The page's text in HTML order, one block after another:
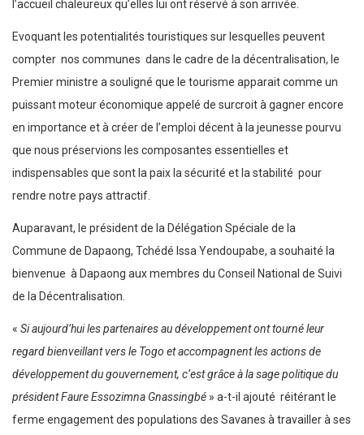
l’accueil chaleureux qu’elles lui ont réservé à son arrivée.
Evoquant les potentialités touristiques sur lesquelles peuvent
compter nos communes dans le cadre de la décentralisation, le
Premier ministre a souligné que le tourisme apparait comme un
puissant moteur économique appelé de surcroit à gagner encore
en importance et à créer de l’emploi décent à la jeunesse pourvu
que nous préservions les composantes essentielles et
indispensables que sont la paix la sécurité et la stabilité pour
rendre notre pays attractif.
Auparavant, le président de la Délégation Spéciale de la
Commune de Dapaong, Tchédé Issa Yendoupabe, a souhaité la
bienvenue à Dapaong aux membres du Conseil National de Suivi
de la Décentralisation.
« Si aujourd’hui les partenaires au développement ont tourné leur
regard bienveillant vers le Togo et accompagnent les actions de
développement du gouvernement, c’est grâce à la sage politique du
président Faure Essozimna Gnassingbé » a-t-il ajouté réitérant le
ferme engagement des populations des Savanes à travailler à ses